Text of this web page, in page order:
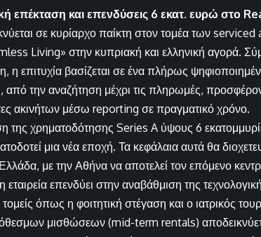
επέκταση και επενδύσεις 6 εκατ. ευρώ στο
σε κυρίαρχο παίκτη στον τομέα των serviced
Living» στην κυπριακή και ελληνική αγορά.
η επιτυχία βασίζεται σε ένα πλήρως
από την αναζήτηση μέχρι τις πληρωμές,
ακινήτων μέσω reporting σε πραγματικό χρόνο.
χρηματοδότησης Series A ύψους 6
μια νέα εποχή. Τα κεφάλαια αυτά θα
με την Αθήνα να αποτελεί τον επόμενο
επενδύει στην αναβάθμιση της
όπως η φοιτητική στέγαση και ο ιατρικός
μισθώσεων (mid-term rentals)